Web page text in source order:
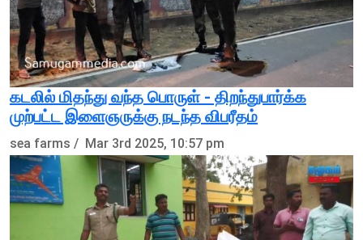
கடலில் மிதந்து வந்த பொருள் - திறந்துபார்க்க
முற்பட்ட இளைஞருக்கு நடந்த விபரீதம்
sea farms / Mar 3rd 2025, 10:57 pm